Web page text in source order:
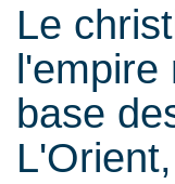
Le
l'empire
base